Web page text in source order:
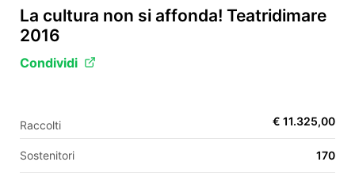
La cultura non si affonda! Teatridimare
2016
Condividi
Raccolti € 11.325,00
Sostenitori 170